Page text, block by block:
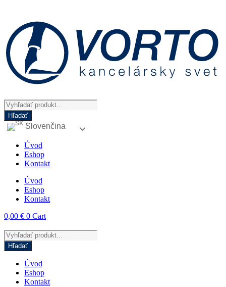
obsah
Products
search
Hľadať
Slovenčina
Úvod
Eshop
Kontakt
Úvod
Eshop
Kontakt
0,00 € 0 Cart
Products
search
Hľadať
Úvod
Eshop
Kontakt